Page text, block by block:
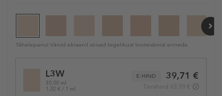
Tähelepanu! Värvid ekraanil võivad tegelikust tootevärvist erineda.
variationL3W
30.00 ml
1,32 € / 1 ml
39,71 €
E-HIND
Tavahind 63,99 €